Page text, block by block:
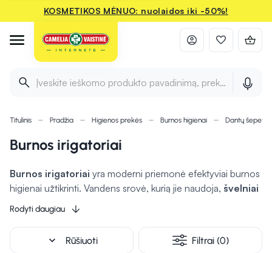
KOSMETIKOS MĖNUO: nuolaidos iki -50%!
Įveskite ieškomo produkto pavadinimą, prekės ženklą ir
Titulinis Pradžia Higienos prekės Burnos higienai Dantų
Burnos irigatoriai
Burnos irigatoriai yra moderni priemonė efektyviai burnos
higienai užtikrinti. Vandens srovė, kurią jie naudoja, švelniai
pašalina apnašas, maisto likučius ir bakterijas iš
sunkiai pasiekiamų vietų
linija. Ši priemonė ypač naudinga turintiems breketus,
implantus ar dantų protezus, nes užtikrina kruopštesnį
Rodyti daugiau
expand_more Rūšiuoti Filtrai (0)